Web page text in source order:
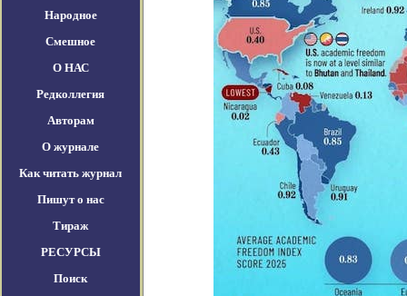
Народное
Смешное
О НАС
Редколлегия
Авторам
О журнале
Как читать журнал
Пишут о нас
Тираж
РЕСУРСЫ
Поиск